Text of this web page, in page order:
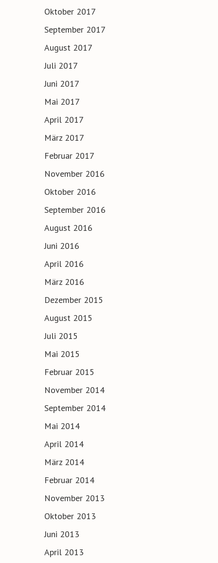
Oktober 2017
September 2017
August 2017
Juli 2017
Juni 2017
Mai 2017
April 2017
März 2017
Februar 2017
November 2016
Oktober 2016
September 2016
August 2016
Juni 2016
April 2016
März 2016
Dezember 2015
August 2015
Juli 2015
Mai 2015
Februar 2015
November 2014
September 2014
Mai 2014
April 2014
März 2014
Februar 2014
November 2013
Oktober 2013
Juni 2013
April 2013